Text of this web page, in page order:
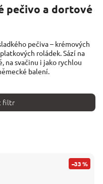
pečivo a dortové
pečiva – krémových
roládek. Sází na
na svačinu i jako rychlou
balení.
filtr
–33 %